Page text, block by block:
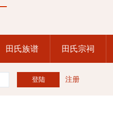
田氏族谱 田氏宗祠
注册